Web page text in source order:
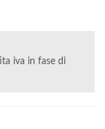
iva in fase di